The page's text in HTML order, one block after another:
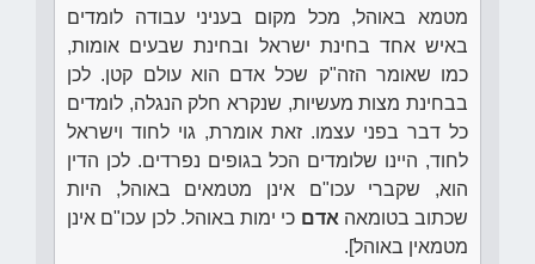
מטמא באוהל, מכל מקום בעניני עבודה לומדים
באיש אחד בחינת ישראל ובחינת שבעים אומות,
כמו שאומר הזה"ק שכל אדם הוא עולם קטן. לכן
בבחינת מצות מעשיות, שנקרא חלק הנגלה, לומדים
כל דבר בפני עצמו. זאת אומרת, גוי לחוד וישראל
לחוד, היינו שלומדים הכל בגופים נפרדים. לכן הדין
הוא, שקברי עכו"ם אינן מטמאים באוהל, היות
שכתוב בטומאה אדם כי ימות באוהל. לכן עכו"ם אינן
מטמאין באוהל].